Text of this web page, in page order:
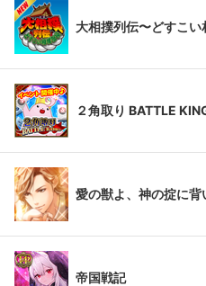
大相撲列伝〜どすこい
２角取り BATTLE
愛の獣よ、神の掟に
帝国戦記